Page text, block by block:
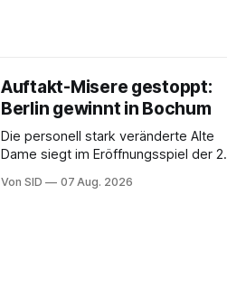
Auftakt-Misere gestoppt:
Berlin gewinnt in Bochum
Die personell stark veränderte Alte
Dame siegt im Eröffnungsspiel der 2.
Von SID 07 Aug. 2026